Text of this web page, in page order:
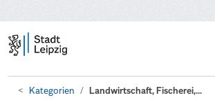
Kategorien Landwirtschaft, Fischerei,...